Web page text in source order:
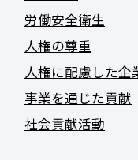
労働安全衛生
人権の尊重
人権に配慮した企
事業を通じた貢献
社会貢献活動